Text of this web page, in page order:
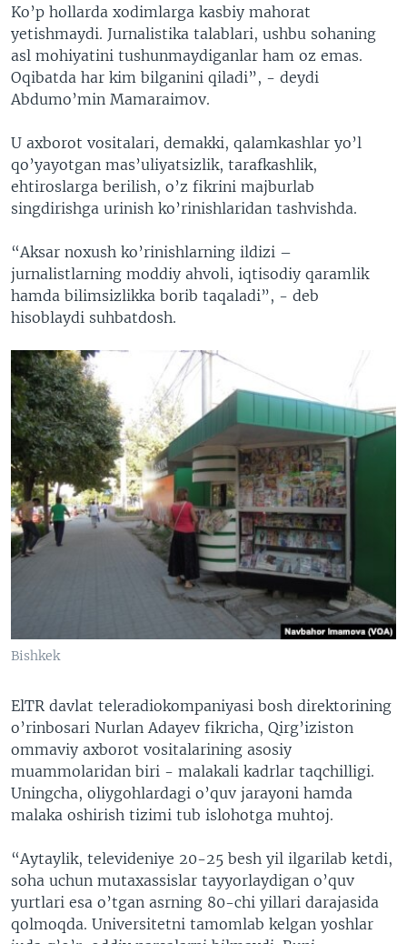
Ko’p hollarda xodimlarga kasbiy mahorat
yetishmaydi. Jurnalistika talablari, ushbu sohaning
asl mohiyatini tushunmaydiganlar ham oz emas.
Oqibatda har kim bilganini qiladi”, - deydi
Abdumo’min Mamaraimov.
U axborot vositalari, demakki, qalamkashlar yo’l
qo’yayotgan mas’uliyatsizlik, tarafkashlik,
ehtiroslarga berilish, o’z fikrini majburlab
singdirishga urinish ko’rinishlaridan tashvishda.
“Aksar noxush ko’rinishlarning ildizi –
jurnalistlarning moddiy ahvoli, iqtisodiy qaramlik
hamda bilimsizlikka borib taqaladi”, - deb
hisoblaydi suhbatdosh.
Bishkek
ElTR davlat teleradiokompaniyasi bosh direktorining
o’rinbosari Nurlan Adayev fikricha, Qirg’iziston
ommaviy axborot vositalarining asosiy
muammolaridan biri - malakali kadrlar taqchilligi.
Uningcha, oliygohlardagi o’quv jarayoni hamda
malaka oshirish tizimi tub islohotga muhtoj.
“Aytaylik, televideniye 20-25 besh yil ilgarilab ketdi,
soha uchun mutaxassislar tayyorlaydigan o’quv
yurtlari esa o’tgan asrning 80-chi yillari darajasida
qolmoqda. Universitetni tamomlab kelgan yoshlar